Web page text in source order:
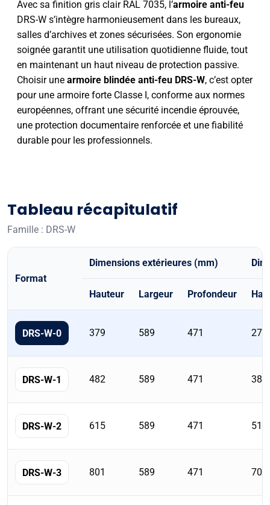
Avec sa finition gris clair RAL 7035, l’armoire anti-feu
DRS-W s’intègre harmonieusement dans les bureaux,
salles d’archives et zones sécurisées. Son ergonomie
soignée garantit une utilisation quotidienne fluide, tout
en maintenant un haut niveau de protection passive.
Choisir une armoire blindée anti-feu DRS-W, c’est opter
pour une armoire forte Classe I, conforme aux normes
européennes, offrant une sécurité incendie éprouvée,
une protection documentaire renforcée et une fiabilité
durable pour les professionnels.
Tableau récapitulatif
Famille : DRS-W
récapitulatif
des
avec
dimensions,
poids,
volume,
étagères
et
Format
Dimensions extérieures (mm)
Hauteur Largeur Profondeur
DRS-W-0 379 589 471 278
DRS-W-1 482 589 471 381
DRS-W-2 615 589 471 514
DRS-W-3 801 589 471 700